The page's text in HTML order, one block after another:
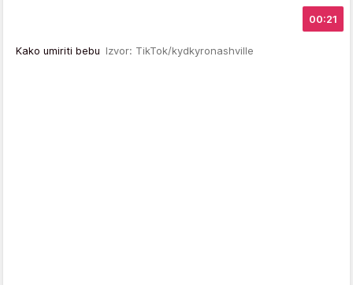
00:21
Kako umiriti bebu Izvor: TikTok/kydkyronashville